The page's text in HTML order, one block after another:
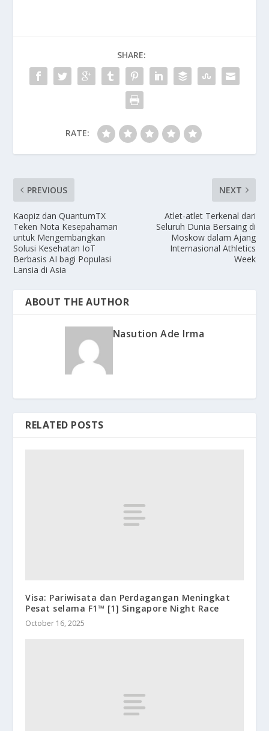
SHARE:
RATE:
PREVIOUS
Kaopiz dan QuantumTX
Teken Nota Kesepahaman
untuk Mengembangkan
Solusi Kesehatan IoT
Berbasis AI bagi Populasi
Lansia di Asia
NEXT
Atlet-atlet Terkenal dari
Seluruh Dunia Bersaing di
Moskow dalam Ajang
Internasional Athletics
Week
ABOUT THE AUTHOR
Nasution Ade Irma
RELATED POSTS
Visa: Pariwisata dan Perdagangan Meningkat
Pesat selama F1™ [1] Singapore Night Race
October 16, 2025